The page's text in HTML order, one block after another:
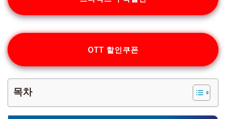
OTT 할인쿠폰
목차